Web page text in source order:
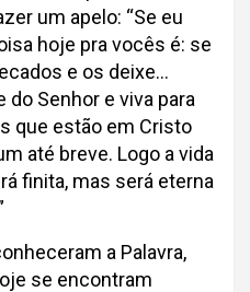
um apelo: “Se eu
hoje pra vocês é: se
e os deixe…
do Senhor e viva para
que estão em Cristo
até breve. Logo a vida
finita, mas será eterna
a Palavra,
se encontram